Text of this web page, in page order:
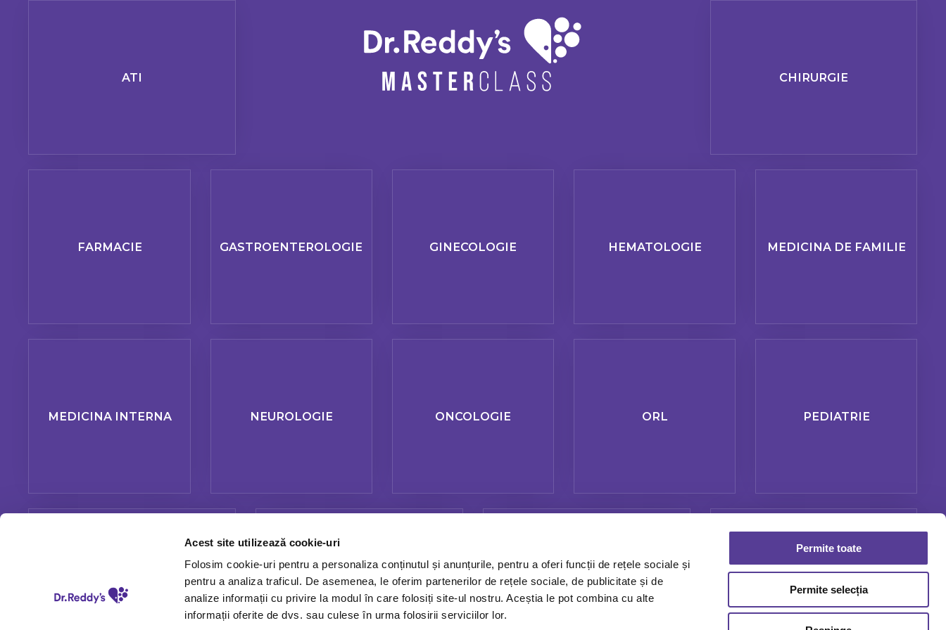
Acest site utilizează cookie-uri
Folosim cookie-uri pentru a personaliza conținutul și anunțurile, pentru a oferi funcții de rețele sociale și
pentru a analiza traficul. De asemenea, le oferim partenerilor de rețele sociale, de publicitate și de
analize informații cu privire la modul în care folosiți site-ul nostru. Aceștia le pot combina cu alte
informații oferite de dvs. sau culese în urma folosirii serviciilor lor.
Permite toate
Permite selecția
ATI
FARMACIE
CHIRURGIE
GASTROENTEROLOGIE GINECOLOGIE HEMATOLOGIE MEDICINA DE FAMILIE
MEDICINA INTERNA NEUROLOGIE ONCOLOGIE ORL PEDIATRIE
PNEUMOLOGIE REUMATOLOGIE STOMATOLOGIE UROLOGIE